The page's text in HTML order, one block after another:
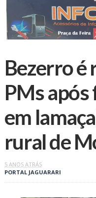
Bezerro é
PMs
em
rural de
5 ANOS ATRÁS
PORTAL JAGUARARI